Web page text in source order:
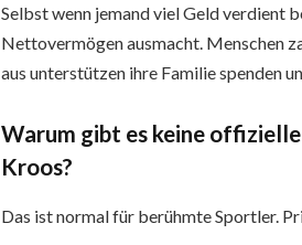
Selbst wenn jemand viel Geld verdient
Nettovermögen ausmacht. Menschen
aus unterstützen ihre Familie spenden
Warum gibt es keine
Kroos?
Das ist normal für berühmte Sportler.